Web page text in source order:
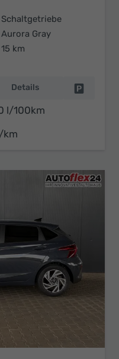
Schaltgetriebe
Aurora Gray
15 km
Details
l/100km
km